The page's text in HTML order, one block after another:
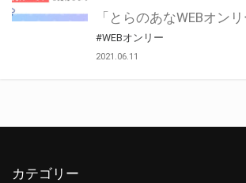
#WEBオンリー
2021.06.11
カテゴリー